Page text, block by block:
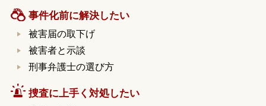
事件化前に解決したい
被害届の取下げ
被害者と示談
刑事弁護士の選び方
捜査に上手く対処したい